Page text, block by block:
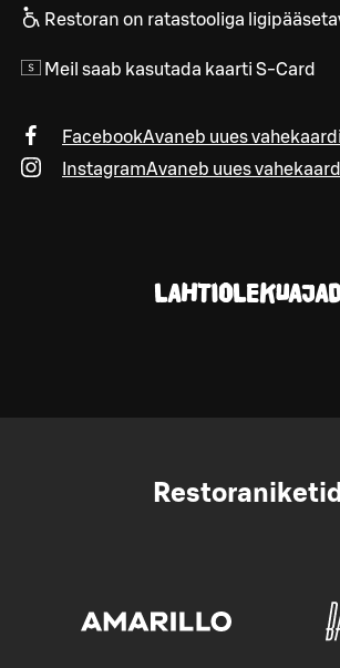
Restoran on ratastooliga
Meil saab kasutada kaarti S-Card
FacebookAvaneb uues
InstagramAvaneb uues
Restoraniketid